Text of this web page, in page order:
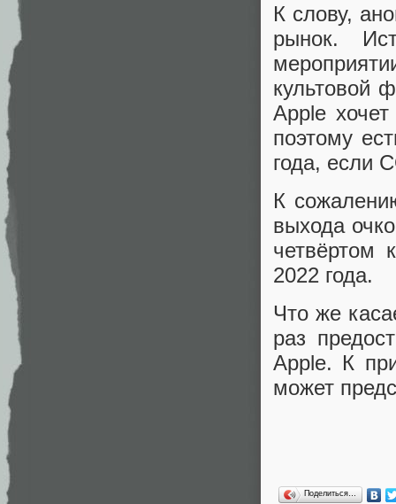
К слову,
рынок.
культовой
Apple
поэтому
года, если
К
выхода
четвёртом
2022 года.
Что же
раз
Apple. К
может
Поделиться…